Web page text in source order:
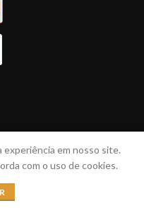
Desenvolvido por: Lucas Braga
experiência em nosso site.
com o uso de cookies.